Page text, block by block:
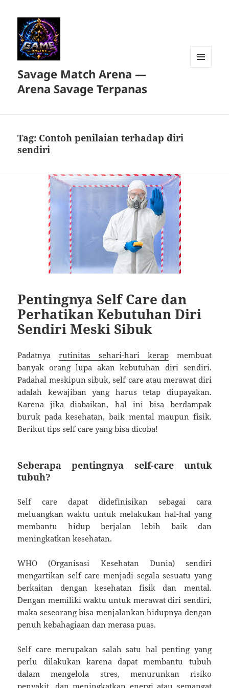
Savage Match Arena —
Arena Savage Terpanas
Tag: Contoh penilaian terhadap diri
sendiri
Pentingnya Self Care dan
Perhatikan Kebutuhan Diri
Sendiri Meski Sibuk
Padatnyarutinitas sehari-hari kerapmembuat
banyak orang lupa akan kebutuhan diri sendiri.
Padahal meskipun sibuk, self care atau merawat diri
adalah kewajiban yang harus tetap diupayakan.
Karena jika diabaikan, hal ini bisa berdampak
buruk pada kesehatan, baik mental maupun fisik.
Berikut tips self care yang bisa dicoba!
Seberapa pentingnya self-care untuk
tubuh?
Self care dapat didefinisikan sebagai cara
meluangkan waktu untuk melakukan hal-hal yang
membantu hidup berjalan lebih baik dan
meningkatkan kesehatan.
WHO (Organisasi Kesehatan Dunia) sendiri
mengartikan self care menjadi segala sesuatu yang
berkaitan dengan kesehatan fisik dan mental.
Dengan memiliki waktu untuk merawat diri sendiri,
maka seseorang bisa menjalankan hidupnya dengan
penuh kebahagiaan dan merasa puas.
Self care merupakan salah satu hal penting yang
perlu dilakukan karena dapat membantu tubuh
dalam mengelola stres, menurunkan risiko
penyakit, dan meningkatkan energi atau semangat